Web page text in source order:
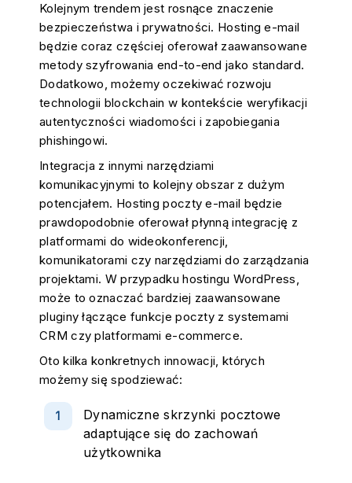
Kolejnym trendem jest rosnące znaczenie
bezpieczeństwa i prywatności. Hosting e-mail
będzie coraz częściej oferował zaawansowane
metody szyfrowania end-to-end jako standard.
Dodatkowo, możemy oczekiwać rozwoju
technologii blockchain w kontekście weryfikacji
autentyczności wiadomości i zapobiegania
phishingowi.
Integracja z innymi narzędziami
komunikacyjnymi to kolejny obszar z dużym
potencjałem. Hosting poczty e-mail będzie
prawdopodobnie oferował płynną integrację z
platformami do wideokonferencji,
komunikatorami czy narzędziami do zarządzania
projektami. W przypadku hostingu WordPress,
może to oznaczać bardziej zaawansowane
pluginy łączące funkcje poczty z systemami
CRM czy platformami e-commerce.
Oto kilka konkretnych innowacji, których
możemy się spodziewać:
Dynamiczne skrzynki pocztowe
adaptujące się do zachowań
użytkownika